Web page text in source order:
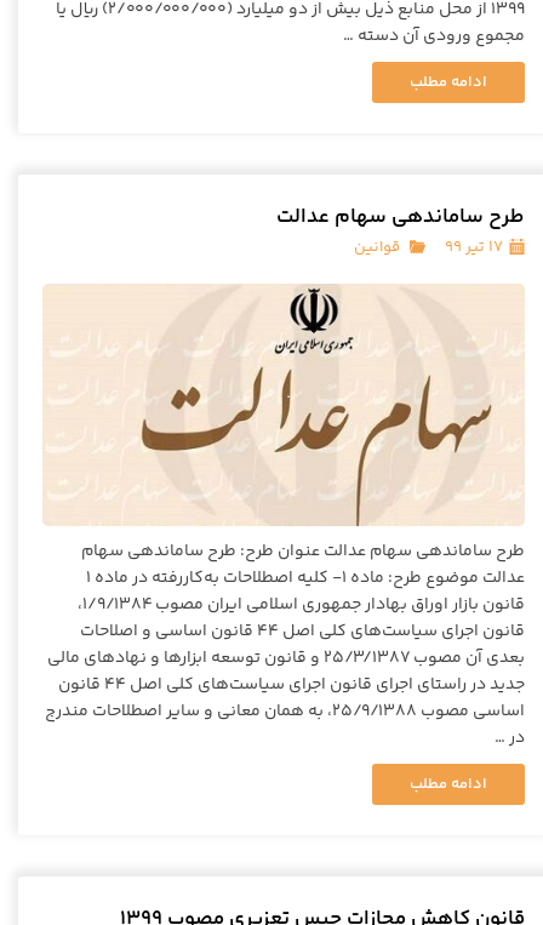
۱۳۹۹ از محل منابع ذیل بیش از دو میلیارد (۲/۰۰۰/۰۰۰/۰۰۰) ریال یا
مجموع ورودی آن دسته …
ادامه مطلب
طرح ساماندهی سهام عدالت
۱۷ تیر ۹۹ قوانین
طرح ساماندهی سهام عدالت عنوان طرح: طرح ساماندهی سهام
عدالت موضوع طرح: ماده ۱- کلیه اصطلاحات به‌کاررفته در ماده ۱
قانون بازار اوراق بهادار جمهوری اسلامی ایران مصوب ۱/۹/۱۳۸۴،
قانون اجرای سیاست‌های کلی اصل ۴۴ قانون اساسی و اصلاحات
بعدی آن مصوب ۲۵/۳/۱۳۸۷ و قانون توسعه ابزارها و نهادهای مالی
جدید در راستای اجرای قانون اجرای سیاست‌های کلی اصل ۴۴ قانون
اساسی مصوب ۲۵/۹/۱۳۸۸، به همان معانی و سایر اصطلاحات مندرج
در …
ادامه مطلب
قانون کاهش مجازات حبس تعزیری مصوب ۱۳۹۹